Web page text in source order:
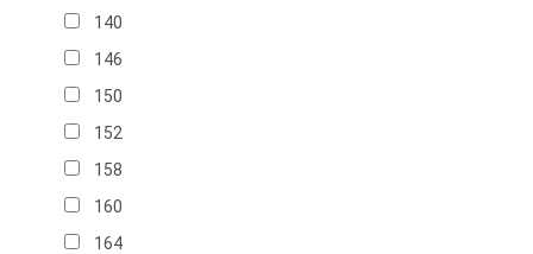
140
146
150
152
158
160
164